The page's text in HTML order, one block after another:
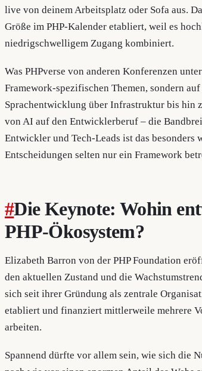
live von deinem Arbeitsplatz oder Sofa aus.
Größe im PHP-Kalender etabliert, weil es
niedrigschwelligem Zugang kombiniert.
Was PHPverse von anderen Konferenzen
Framework-spezifischen Themen, sondern
Sprachentwicklung über Infrastruktur bis hin
von AI auf den Entwicklerberuf – die
Entwickler und Tech-Leads ist das besonders
Entscheidungen selten nur ein Framework
#Die Keynote: Wohin
PHP-Ökosystem?
Elizabeth Barron von der PHP Foundation
den aktuellen Zustand und die
sich seit ihrer Gründung als zentrale
etabliert und finanziert mittlerweile mehrere
arbeiten.
Spannend dürfte vor allem sein, wie sich die